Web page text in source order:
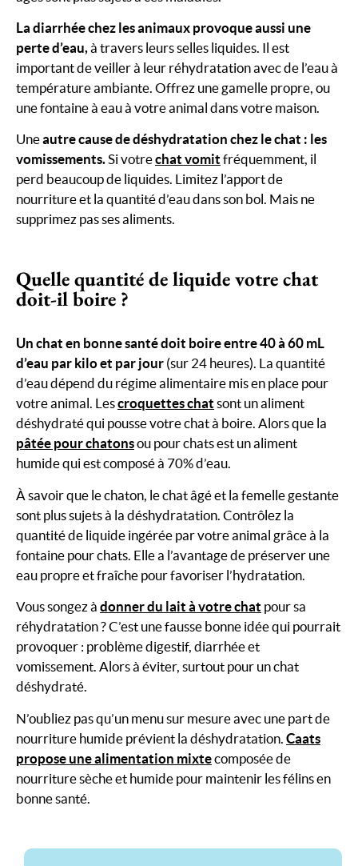
La diarrhée chez les animaux provoque aussi une
perte d’eau,à travers leurs selles liquides. Il est
important de veiller à leur réhydratation avec de l’eau à
température ambiante. Offrez une gamelle propre, ou
une fontaine à eau à votre animal dans votre maison.
Uneautre cause de déshydratation chez le chat : les
vomissements.Si votrechat vomit fréquemment, il
perd beaucoup de liquides. Limitez l’apport de
nourriture et la quantité d’eau dans son bol. Mais ne
supprimez pas ses aliments.
Quelle quantité de liquide votre chat
doit-il boire ?
Un chat en bonne santé doit boire entre 40 à 60 mL
d’eau par kilo et par jour (sur 24 heures). La quantité
d’eau dépend du régime alimentaire mis en place pour
votre animal. Lescroquettes chat sont un aliment
déshydraté qui pousse votre chat à boire. Alors que la
pâtée pour chatonsou pour chats est un aliment
humide qui est composé à 70% d’eau.
À savoir que le chaton, le chat âgé et la femelle gestante
sont plus sujets à la déshydratation. Contrôlez la
quantité de liquide ingérée par votre animal grâce à la
fontaine pour chats. Elle a l’avantage de préserver une
eau propre et fraîche pour favoriser l’hydratation.
Vous songez à donner du lait à votre chat pour sa
réhydratation ? C’est une fausse bonne idée qui pourrait
provoquer : problème digestif, diarrhée et
vomissement. Alors à éviter, surtout pour un chat
déshydraté.
N’oubliez pas qu’un menu sur mesure avec une part de
nourriture humide prévient la déshydratation. Caats
propose une alimentation mixtecomposée de
nourriture sèche et humide pour maintenir les félins en
bonne santé.